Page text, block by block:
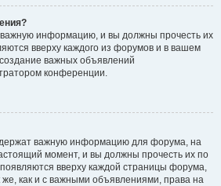
информацию, и вы должны прочесть их
вверху каждого из форумов и в вашем
важных объявлений
конференции.
важную информацию для форума, на
момент, и вы должны прочесть их по
вверху каждой страницы форума,
же, как и с важными объявлениями, права на